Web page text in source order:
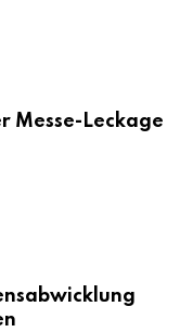
Messe-Leckage